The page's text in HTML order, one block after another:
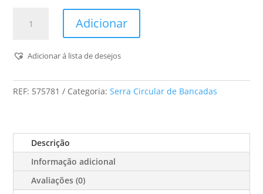
Circular
Bancada
Tks
Adicionar
Adicionar á lista de desejos
REF: 575781 Categoria:Serra Circular de Bancadas
Descrição
Informação adicional
Avaliações (0)